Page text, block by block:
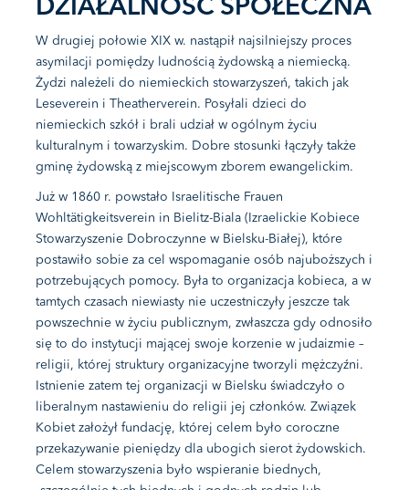
DZIAŁALNOŚĆ SPOŁECZNA
W drugiej połowie XIX w. nastąpił najsilniejszy proces
asymilacji pomiędzy ludnością żydowską a niemiecką.
Żydzi należeli do niemieckich stowarzyszeń, takich jak
Leseverein i Theatherverein. Posyłali dzieci do
niemieckich szkół i brali udział w ogólnym życiu
kulturalnym i towarzyskim. Dobre stosunki łączyły także
gminę żydowską z miejscowym zborem ewangelickim.
Już w 1860 r. powstało Israelitische Frauen
Wohltätigkeitsverein in Bielitz-Biala (Izraelickie Kobiece
Stowarzyszenie Dobroczynne w Bielsku-Białej), które
postawiło sobie za cel wspomaganie osób najuboższych i
potrzebujących pomocy. Była to organizacja kobieca, a w
tamtych czasach niewiasty nie uczestniczyły jeszcze tak
powszechnie w życiu publicznym, zwłaszcza gdy odnosiło
się to do instytucji mającej swoje korzenie w judaizmie –
religii, której struktury organizacyjne tworzyli mężczyźni.
Istnienie zatem tej organizacji w Bielsku świadczyło o
liberalnym nastawieniu do religii jej członków. Związek
Kobiet założył fundację, której celem było coroczne
przekazywanie pieniędzy dla ubogich sierot żydowskich.
Celem stowarzyszenia było wspieranie biednych,